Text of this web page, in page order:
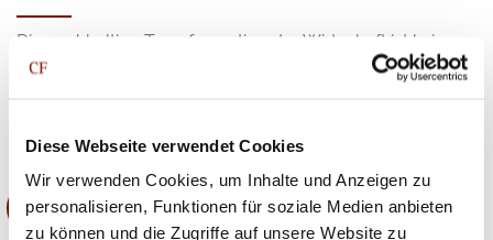
Diese Webseite verwendet Cookies
Wir verwenden Cookies, um Inhalte und Anzeigen zu
personalisieren, Funktionen für soziale Medien anbieten
zu können und die Zugriffe auf unsere Website zu
Die nachhaltige Transformation der Wirtschaft ist kein
Zukunftstrend mehr, sondern konkrete politische Realität.
geschaffen, das darüber entscheidet, welche…
WEITERLESEN